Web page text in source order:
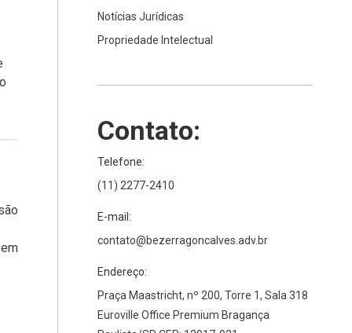
Notícias Jurídicas
Propriedade Intelectual
Contato:
Telefone:
(11) 2277-2410
E-mail:
contato@bezerragoncalves.adv.br
Endereço:
Praça Maastricht, nº 200, Torre 1, Sala 318
Euroville Office Premium Bragança